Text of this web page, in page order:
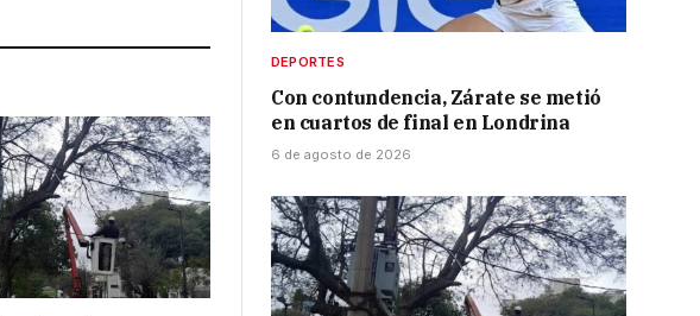
DEPORTES
Con contundencia, Zárate se metió
en cuartos de final en Londrina
6 de agosto de 2026